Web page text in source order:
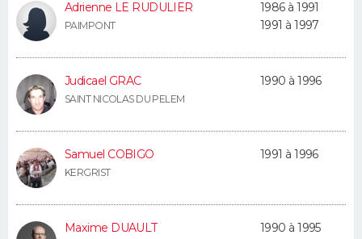
FORUM
Bricolage
Lifestyle
Culture
Sport
Auto
Television
Voyage
Cinema
Adrienne LE RUDULIER
PAIMPONT
1986 à 1991
1991 à 1997
Judicael GRAC
SAINT NICOLAS DU PELEM
1990 à 1996
Samuel COBIGO
KERGRIST
1991 à 1996
Maxime DUAULT 1990 à 1995